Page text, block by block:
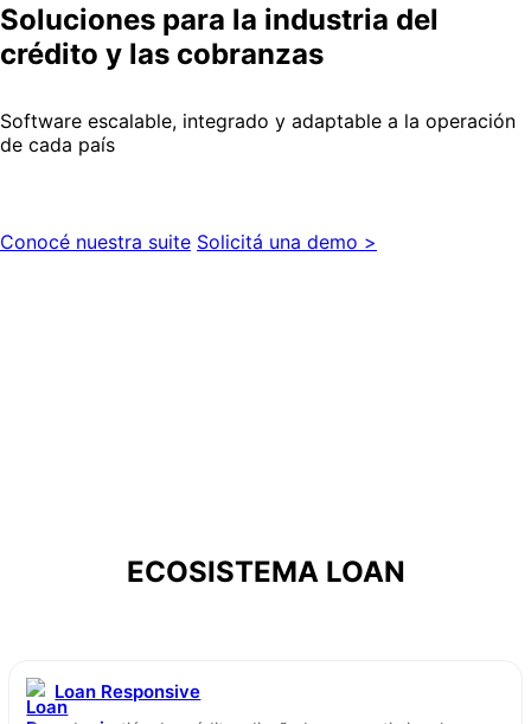
Soluciones para la industria del
crédito y las cobranzas
Software escalable, integrado y adaptable a la operación
de cada país
Conocé nuestra suite Solicitá una demo >
ECOSISTEMA LOAN
Loan Responsive